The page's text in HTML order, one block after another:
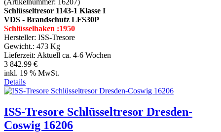
Schlüsseltresor 1143-1 Klasse I
VDS - Brandschutz LFS30P
Schlüsselhaken :1950
Hersteller: ISS-Tresore
Gewicht.: 473 Kg
Lieferzeit: Aktuell ca. 4-6 Wochen
3 842.99 €
inkl. 19 % MwSt.
Details
ISS-Tresore Schlüsseltresor Dresden-
Coswig 16206